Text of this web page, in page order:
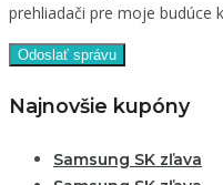
prehliadači pre moje budúce
Najnovšie kupóny
Samsung SK zľava